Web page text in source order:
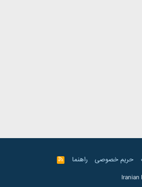
حریم خصوصی راهنما
R
S
Iranian